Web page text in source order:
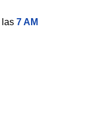
las 7 AM